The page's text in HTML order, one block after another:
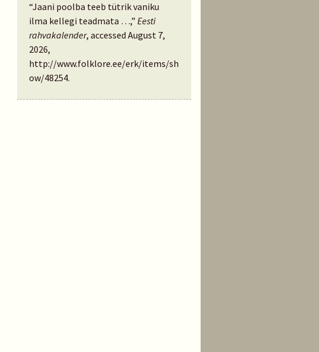
“Jaani poolba teeb tütrik vaniku
ilma kellegi teadmata …,”Eesti
rahvakalender, accessed August 7,
2026,
http://www.folklore.ee/erk/items/sh
ow/48254.